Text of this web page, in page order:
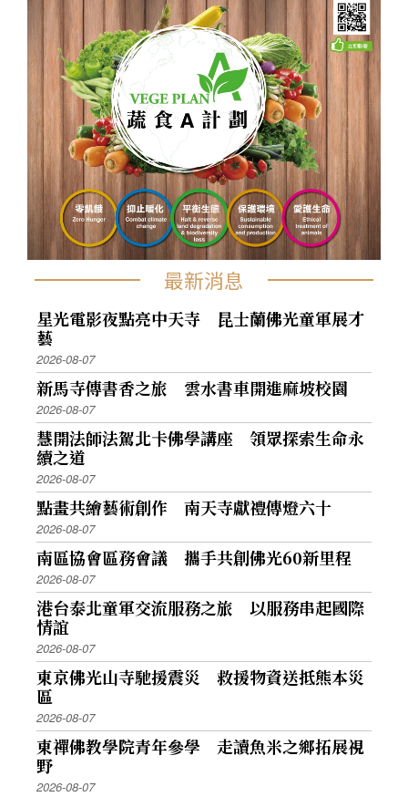
最新消息
星光電影夜點亮中天寺 昆士蘭佛光童軍展才
藝
2026-08-07
新馬寺傳書香之旅 雲水書車開進麻坡校園
2026-08-07
慧開法師法駕北卡佛學講座 領眾探索生命永
續之道
2026-08-07
點畫共繪藝術創作 南天寺獻禮傳燈六十
2026-08-07
南區協會區務會議 攜手共創佛光60新里程
2026-08-07
港台泰北童軍交流服務之旅 以服務串起國際
情誼
2026-08-07
東京佛光山寺馳援震災 救援物資送抵熊本災
區
2026-08-07
東禪佛教學院青年參學 走讀魚米之鄉拓展視
野
2026-08-07